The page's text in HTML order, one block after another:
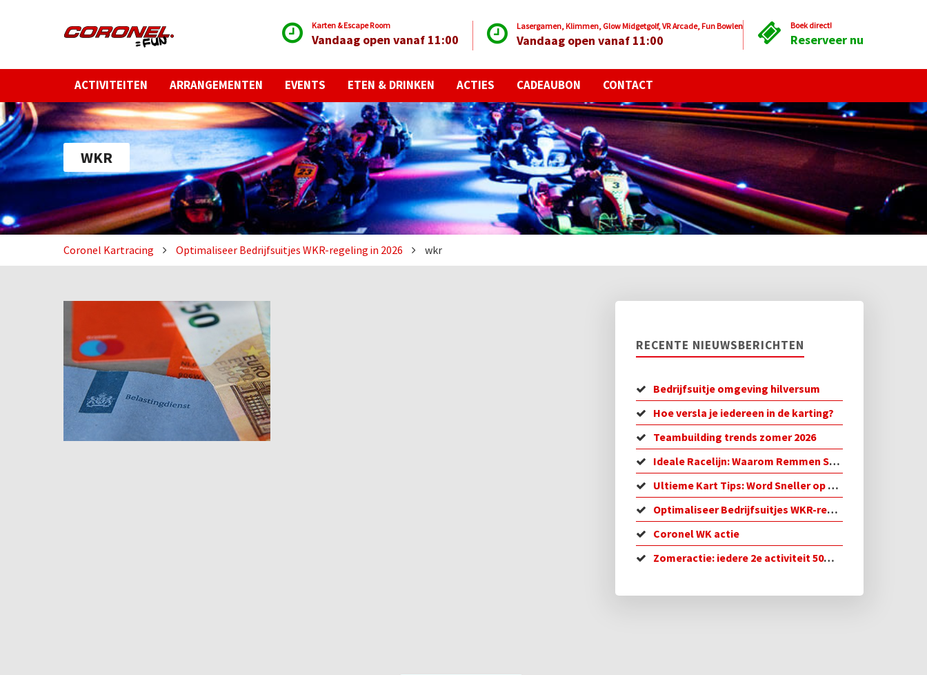
Karten & Escape Room
Vandaag open vanaf 11:00
Lasergamen, Klimmen, Glow Midgetgolf, VR Arcade, Fun Bowlen
Vandaag open vanaf 11:00
Boek direct!
Reserveer nu
ACTIVITEITEN ARRANGEMENTEN EVENTS ETEN & DRINKEN ACTIES CADEAUBON CONTACT
WKR
Coronel Kartracing Optimaliseer Bedrijfsuitjes WKR-regeling in 2026 wkr
RECENTE NIEUWSBERICHTEN
Bedrijfsuitje omgeving hilversum
Hoe versla je iedereen in de karting?
Teambuilding trends zomer 2026
Ideale Racelijn: Waarom Remmen Sneller is
Ultieme Kart Tips: Word Sneller op de Baan!
Optimaliseer Bedrijfsuitjes WKR-regeling in 2026
Coronel WK actie
Zomeractie: iedere 2e activiteit 50% korting